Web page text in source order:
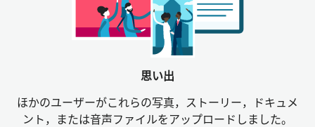
思い出
ほかのユーザーがこれらの写真，ストーリー，ドキュメ
ント，または音声ファイルをアップロードしました。